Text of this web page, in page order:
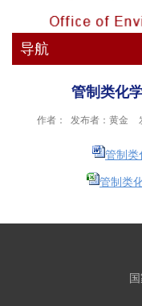
导航
管制类化
作者： 发布者：黄金
管制类
管制类